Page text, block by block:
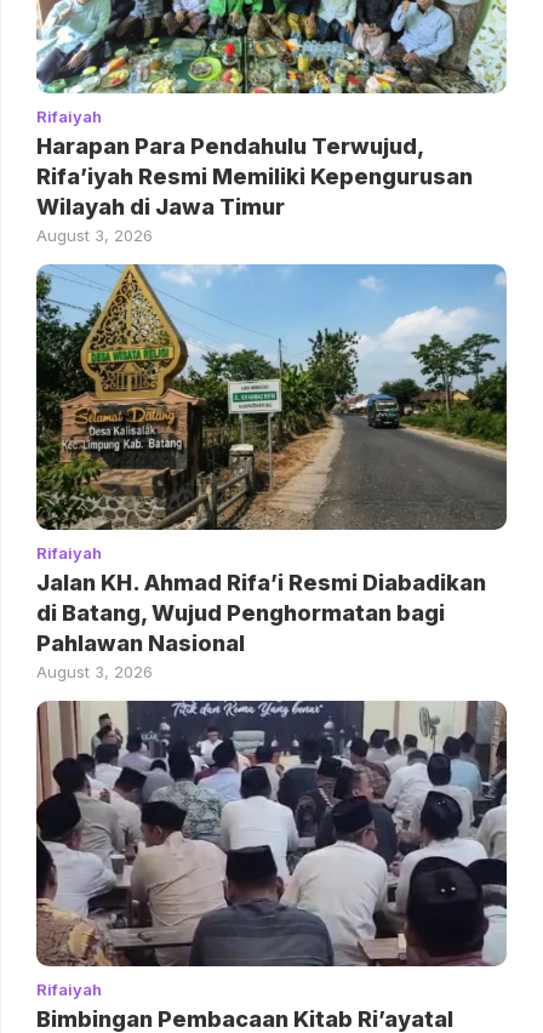
Rifaiyah
Harapan Para Pendahulu Terwujud,
Rifa’iyah Resmi Memiliki Kepengurusan
Wilayah di Jawa Timur
August 3, 2026
Rifaiyah
Jalan KH. Ahmad Rifa’i Resmi Diabadikan
di Batang, Wujud Penghormatan bagi
Pahlawan Nasional
August 3, 2026
Rifaiyah
Bimbingan Pembacaan Kitab Ri’ayatal